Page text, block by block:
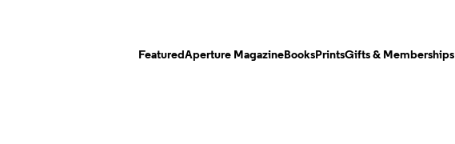
Featured Aperture MagazineBooksPrintsGifts & Memberships